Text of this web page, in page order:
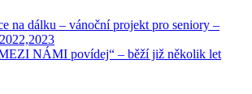
na dálku – vánoční projekt pro seniory –
NÁMI povídej“ – běží již několik let